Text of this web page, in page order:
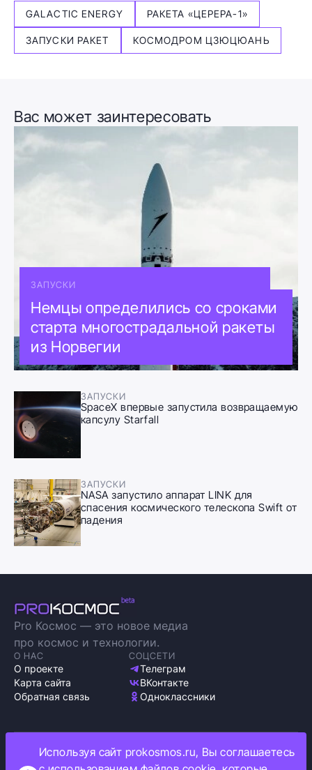
GALACTIC ENERGY РАКЕТА «ЦЕРЕРА-1»
ЗАПУСКИ РАКЕТ КОСМОДРОМ ЦЗЮЦЮАНЬ
Вас может заинтересовать
ЗАПУСКИ
Немцы определились со сроками
старта многострадальной ракеты
из Норвегии
ЗАПУСКИ
SpaceX впервые запустила возвращаемую
капсулу Starfall
ЗАПУСКИ
NASA запустило аппарат LINK для
спасения космического телескопа Swift от
падения
Pro Космос — это новое медиа
про космос и технологии.
О НАС
О проекте
Карта сайта
Обратная связь
СОЦСЕТИ
Телеграм
ВКонтакте
Одноклассники
Политика обработки персональных данных
Используя сайт prokosmos.ru, Вы соглашаетесь